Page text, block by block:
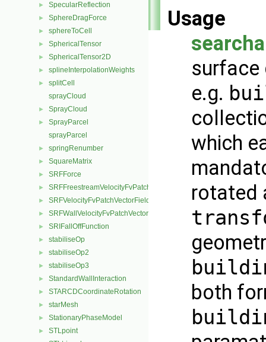
► SpecularReflection
► SphereDragForce
► sphereToCell
► SphericalTensor
► SphericalTensor2D
► splineInterpolationWeights
►
splitCell
sprayCloud
► SprayCloud
►
SprayParcel
sprayParcel
► springRenumber
► SquareMatrix
► SRFForce
► SRFFreestreamVelocityFvPatchVectorField
► SRFVelocityFvPatchVectorField
► SRFWallVelocityFvPatchVectorField
► SRIFallOffFunction
► stabiliseOp
► stabiliseOp2
► stabiliseOp3
► StandardWallInteraction
► STARCDCoordinateRotation
► starMesh
► StationaryPhaseModel
► STLpoint
Usage
surface
e.g.
which
rotated
both